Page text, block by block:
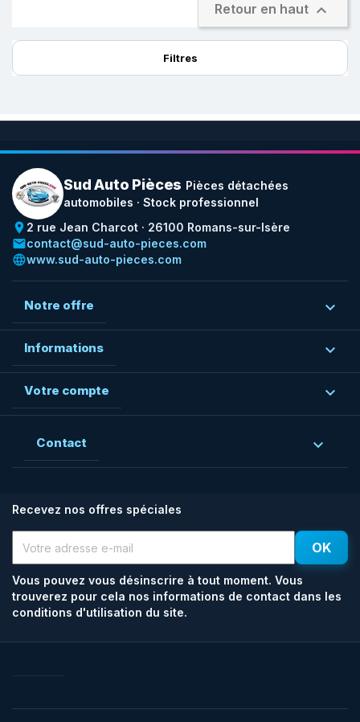
Retour en haut 
Filtres
Sud Auto Pièces Pièces détachées
automobiles · Stock professionnel
place 2 rue Jean Charcot · 26100 Romans-sur-Isère
emailcontact@sud-auto-pieces.com
languagewww.sud-auto-pieces.com
Notre offre 
Informations 
Votre compte 
Contact 
Recevez nos offres spéciales
Vous pouvez vous désinscrire à tout moment. Vous
trouverez pour cela nos informations de contact dans les
conditions d'utilisation du site.